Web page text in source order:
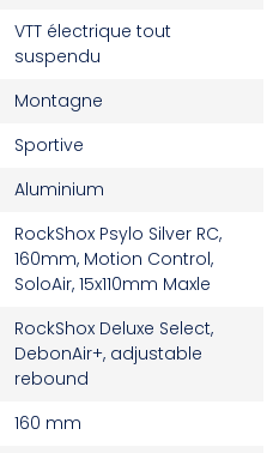
VTT électrique tout
suspendu
Montagne
Sportive
Aluminium
RockShox Psylo Silver RC,
160mm, Motion Control,
SoloAir, 15x110mm Maxle
RockShox Deluxe Select,
DebonAir+, adjustable
rebound
160 mm